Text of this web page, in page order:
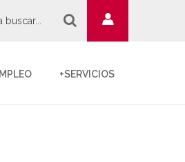
+SERVICIOS